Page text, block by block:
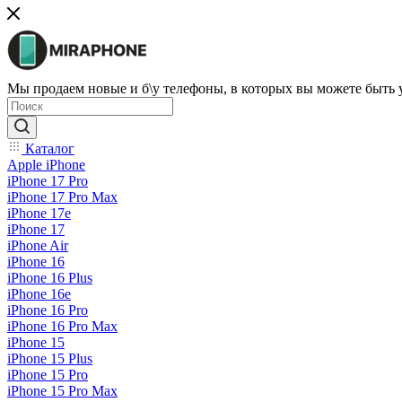
Мы продаем новые и б\у телефоны, в которых вы можете быть
Каталог
Apple iPhone
iPhone 17 Pro
iPhone 17 Pro Max
iPhone 17e
iPhone 17
iPhone Air
iPhone 16
iPhone 16 Plus
iPhone 16e
iPhone 16 Pro
iPhone 16 Pro Max
iPhone 15
iPhone 15 Plus
iPhone 15 Pro
iPhone 15 Pro Max